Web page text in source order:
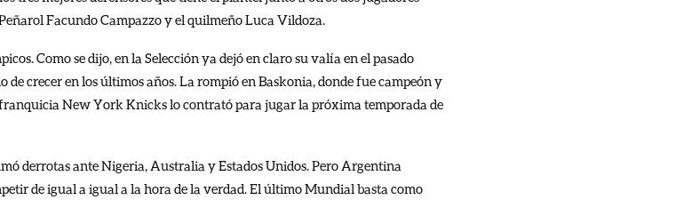
Facundo Campazzo y el quilmeño Luca Vildoza.
Como se dijo, en la Selección ya dejó en claro su valía en el pasado
crecer en los últimos años. La rompió en Baskonia, donde fue campeón y
New York Knicks lo contrató para jugar la próxima temporada de
derrotas ante Nigeria, Australia y Estados Unidos. Pero Argentina
de igual a igual a la hora de la verdad. El último Mundial basta como